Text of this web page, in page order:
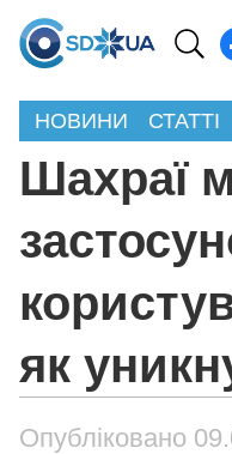
НОВИНИ СТАТТІ
Шахраї
як
Опубліковано